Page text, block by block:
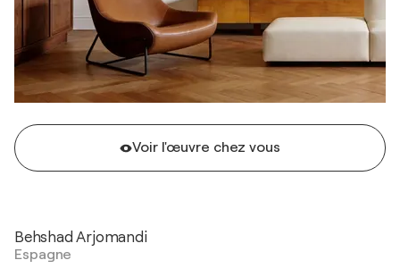
Voir l'œuvre chez vous
Behshad Arjomandi
Espagne